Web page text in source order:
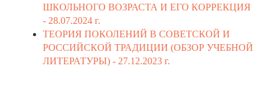
ШКОЛЬНОГО ВОЗРАСТА И ЕГО КОРРЕКЦИЯ
- 28.07.2024 г.
ТЕОРИЯ ПОКОЛЕНИЙ В СОВЕТСКОЙ И
РОССИЙСКОЙ ТРАДИЦИИ (ОБЗОР УЧЕБНОЙ
ЛИТЕРАТУРЫ) - 27.12.2023 г.